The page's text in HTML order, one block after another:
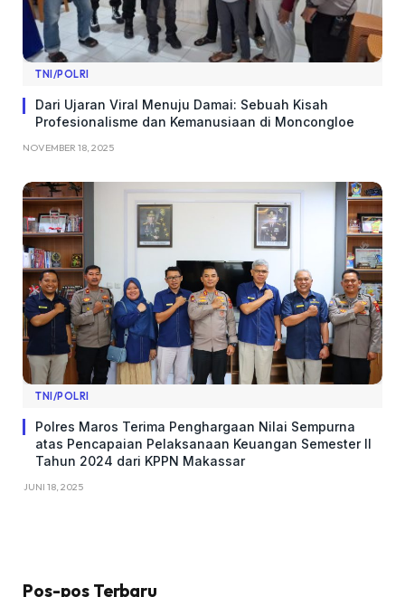
TNI/POLRI
Dari Ujaran Viral Menuju Damai: Sebuah Kisah
Profesionalisme dan Kemanusiaan di Moncongloe
NOVEMBER 18, 2025
TNI/POLRI
Polres Maros Terima Penghargaan Nilai Sempurna
atas Pencapaian Pelaksanaan Keuangan Semester II
Tahun 2024 dari KPPN Makassar
JUNI 18, 2025
Pos-pos Terbaru